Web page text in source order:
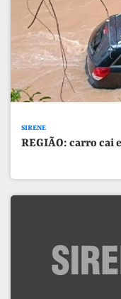
SIRENE
REGIÃO: carro cai